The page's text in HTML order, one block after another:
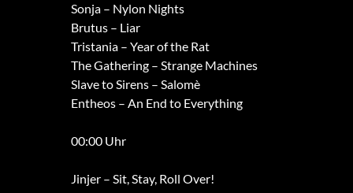
Sonja – Nylon Nights
Brutus – Liar
Tristania – Year of the Rat
The Gathering – Strange Machines
Slave to Sirens – Salomè
Entheos – An End to Everything
00:00 Uhr
Jinjer – Sit, Stay, Roll Over!